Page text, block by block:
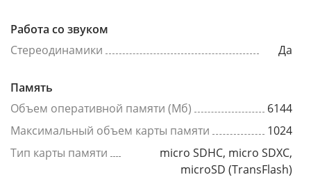
Работа со звуком
Стереодинамики
Да
Память
Объем оперативной памяти (Мб)
6144
Максимальный объем карты памяти
1024
Тип карты памяти
micro SDHC, micro SDXC,
microSD (TransFlash)